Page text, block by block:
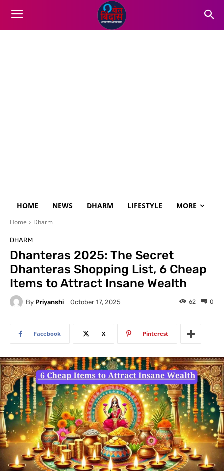
HOME NEWS DHARM LIFESTYLE MORE
Home Dharm
DHARM
Dhanteras 2025: The Secret
Dhanteras Shopping List, 6 Cheap
Items to Attract Insane Wealth
By Priyanshi October 17, 2025 0
62
Facebook X Pinterest